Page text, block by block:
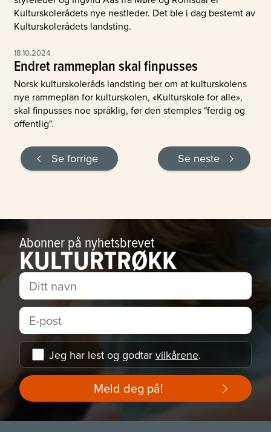
Kulturskolerådets nye nestleder. Det ble i dag bestemt av
Kulturskolerådets landsting.
18.10.2024
Endret rammeplan skal finpusses
Norsk kulturskoleråds landsting ber om at kulturskolens
nye rammeplan for kulturskolen, «Kulturskole for alle»,
skal finpusses noe språklig, før den stemples "ferdig og
offentlig".
Se forrige Se neste
Abonner på nyhetsbrevet
KULTURTRØKK
Jeg har lest og godtar vilkårene.
Meld deg på!